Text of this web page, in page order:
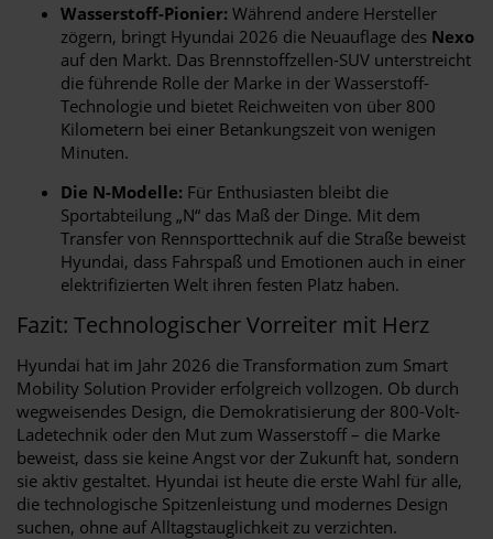
Wasserstoff-Pionier: Während andere Hersteller
zögern, bringt Hyundai 2026 die Neuauflage des Nexo
auf den Markt. Das Brennstoffzellen-SUV unterstreicht
die führende Rolle der Marke in der Wasserstoff-
Technologie und bietet Reichweiten von über 800
Kilometern bei einer Betankungszeit von wenigen
Minuten.
Die N-Modelle: Für Enthusiasten bleibt die
Sportabteilung „N“ das Maß der Dinge. Mit dem
Transfer von Rennsporttechnik auf die Straße beweist
Hyundai, dass Fahrspaß und Emotionen auch in einer
elektrifizierten Welt ihren festen Platz haben.
Fazit: Technologischer Vorreiter mit Herz
Hyundai hat im Jahr 2026 die Transformation zum Smart
Mobility Solution Provider erfolgreich vollzogen. Ob durch
wegweisendes Design, die Demokratisierung der 800-Volt-
Ladetechnik oder den Mut zum Wasserstoff – die Marke
beweist, dass sie keine Angst vor der Zukunft hat, sondern
sie aktiv gestaltet. Hyundai ist heute die erste Wahl für alle,
die technologische Spitzenleistung und modernes Design
suchen, ohne auf Alltagstauglichkeit zu verzichten.